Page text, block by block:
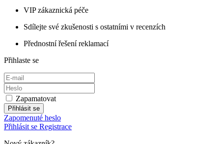
VIP zákaznická péče
Sdílejte své zkušenosti s ostatními v recenzích
Přednostní řešení reklamací
Přihlaste se
Zapamatovat
Přihlásit se
Zapomenuté heslo
Přihlásit se Registrace